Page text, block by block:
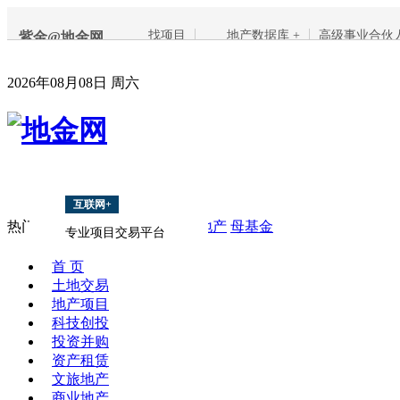
紫金@地金网 找项目 地产数据库 + 高级事业合伙
2026年08月08日 周六
互联网+
专业项目交易平台
热门搜索：地产融资 PPP 海外地产 母基金
首 页
土地交易
地产项目
科技创投
投资并购
资产租赁
文旅地产